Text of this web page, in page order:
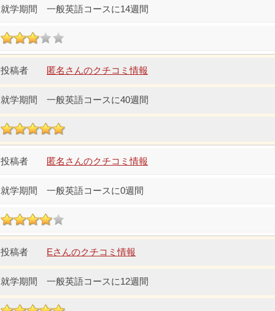
一般英語コースに14週間
匿名さんのクチコミ情報
一般英語コースに40週間
匿名さんのクチコミ情報
一般英語コースに0週間
Eさんのクチコミ情報
一般英語コースに12週間